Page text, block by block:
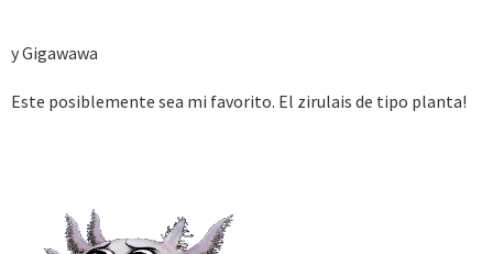
y Gigawawa
Este posiblemente sea mi favorito. El zirulais de tipo planta!